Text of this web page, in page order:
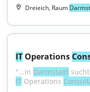
Dreieich, Raum
IT Operations
"...in Darmstadt
IT Operations